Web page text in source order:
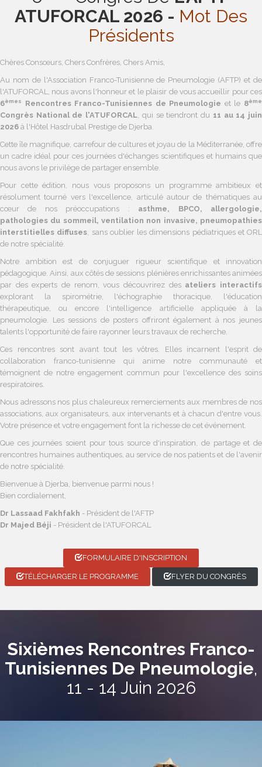
ATUFORCAL 2026 - Mot Des
Présidents
Chères Consœurs, Chers Confrères, Chers Amis,
Au nom de l'Association Franco-Tunisienne de Pneumologie (AFTP) et de
l'ATUFORCAL, nous avons l'honneur et le plaisir de vous accueillir pour ces
6èmes Rencontres Franco-Tunisiennes de Pneumologie et le 8ème
Congrès National de l'ATUFORCAL, qui se tiendront du 11 au 14 juin
2026 à l'Hôtel Hasdrubal Prestige de Djerba.
Cette île magnifique, carrefour de cultures et joyau de la Méditerranée, offre
un cadre idéal pour ces journées d'échanges scientifiques et humains que
nous avons le privilège de partager ensemble.
Pour cette édition, nous vous proposons un programme ambitieux et
résolument tourné vers l'excellence, articulé autour de thématiques au
cœur de nos préoccupations : asthme, BPCO, allergologie,
pathologies du sommeil, ventilation non invasive, pneumopathies
interstitielles diffuses, sans oublier les dimensions pédiatriques et ORL
de notre spécialité.
Notre ambition est de conjuguer rigueur scientifique et innovation
pédagogique. Ainsi, aux côtés de sessions plénières enrichissantes animées
par des experts de renom, vous découvrirez des ateliers interactifs
explorant la spirométrie, l'échographie thoracique, l'éducation
thérapeutique, ou encore l'intelligence artificielle appliquée à la
pneumologie. Les sessions de posters offriront également à nos jeunes
talents l'opportunité de faire rayonner leurs travaux de recherche.
Ces rencontres sont avant tout les vôtres. Elles incarnent l'esprit de
collaboration franco-tunisienne qui anime notre communauté et
témoignent de notre engagement commun pour l'excellence des soins
respiratoires.
Nous adressons nos plus chaleureux remerciements aux membres de nos
associations, aux organisateurs, aux intervenants et à chacun d'entre vous.
Votre présence et votre engagement font la richesse de cet événement.
Que ces journées soient pour tous source d'inspiration, de partage et de
rencontres humaines authentiques, au service de nos patients et de l'avenir
de notre spécialité.
Bienvenue à Djerba, bienvenue parmi nous !
Bien cordialement,
Dr Lassaad Fakhfakh - Président de l'AFTP
Dr Majed Béji - Président de l'ATUFORCAL
FORMULAIRE D'INSCRIPTION
TÉLÉCHARGER LE PROGRAMME FLYER DU CONGRÈS
Sixièmes Rencontres Franco-
Tunisiennes De Pneumologie,
11 - 14 Juin 2026